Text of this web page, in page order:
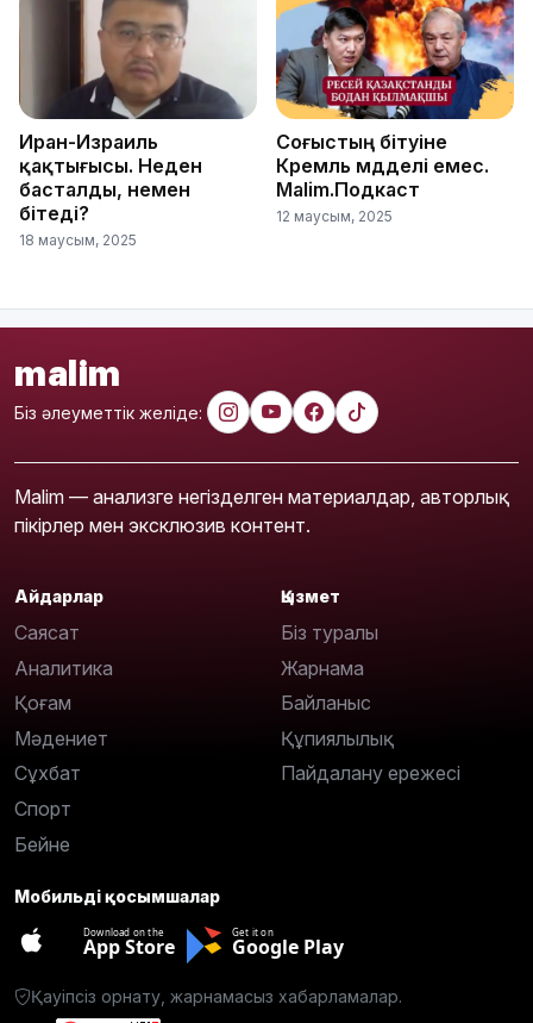
Иран-Израиль
қақтығысы. Неден
басталды, немен
бітеді?
18 маусым, 2025
Соғыстың бітуіне
Кремль мүдделі емес.
Malim.Подкаст
12 маусым, 2025
malim
Біз әлеуметтік желіде:
Malim — анализге негізделген материалдар, авторлық
пікірлер мен эксклюзив контент.
Айдарлар
Саясат
Аналитика
Қоғам
Мәдениет
Сұхбат
Спорт
Бейне
Қызмет
Біз туралы
Жарнама
Байланыс
Құпиялылық
Пайдалану ережесі
Мобильді қосымшалар
Download on the
App Store
Get it on
Google Play
Қауіпсіз орнату, жарнамасыз хабарламалар.